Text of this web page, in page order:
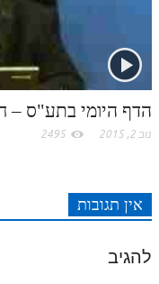
הדף היומי בתע"ס
נוב 2, 2015 2495
אין תגובות
להגיב